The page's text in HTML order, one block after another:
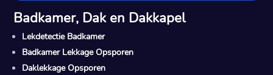
Badkamer, Dak en Dakkapel
Lekdetectie Badkamer
Badkamer Lekkage Opsporen
Daklekkage Opsporen